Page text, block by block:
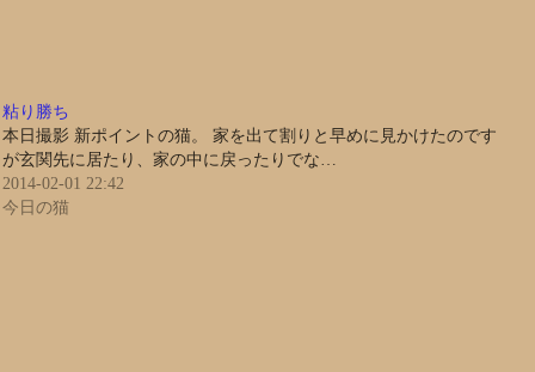
粘り勝ち
本日撮影 新ポイントの猫。 家を出て割りと早めに見かけたのです
が玄関先に居たり、家の中に戻ったりでな…
2014-02-01 22:42
今日の猫